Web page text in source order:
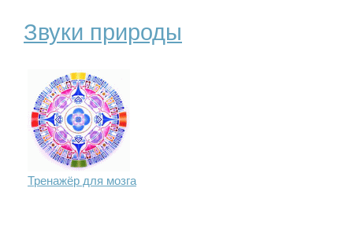
Звуки природы
Тренажёр для мозга